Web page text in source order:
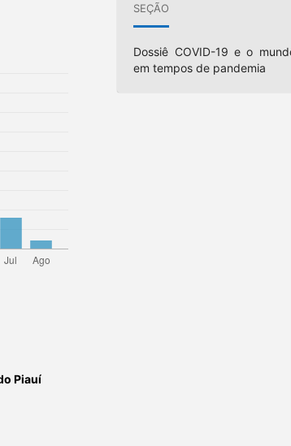
Piauí
SEÇÃO
Dossiê COVID-19 e o
em tempos de pandemia